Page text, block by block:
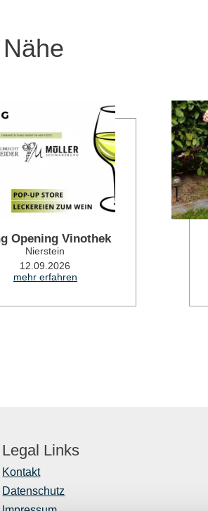
Opening Vinothek
Nierstein
12.09.2026
mehr erfahren
mehr erfahren
Legal Links
Kontakt
Datenschutz